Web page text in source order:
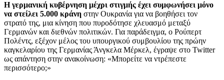
Η γερμανική κυβέρνηση μέχρι στιγμής έχει συμφωνήσει μόνο
να στείλει 5.000 κράνη στην Ουκρανία για να βοηθήσει τον
στρατό της, μια κίνηση που πυροδότησε χλευασμό μεταξύ
Γερμανών και διεθνών πολιτικών. Για παράδειγμα, ο Ρούπερτ
Πολέντς, εξέχον μέλος του υπουργικού συμβουλίου της πρώην
καγκελαρίου της Γερμανίας Άνγκελα Μέρκελ, έγραψε στο Twitter
ως απάντηση στην ανακοίνωση: «Μπορείτε να ντρέπεστε
περισσότερο;»